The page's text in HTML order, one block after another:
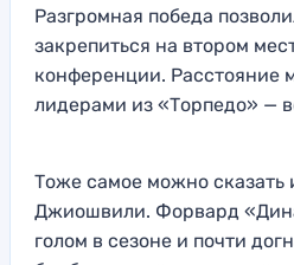
Разгромная победа
закрепиться на втором
конференции. Расстояние
лидерами из «Торпедо» —
Тоже самое можно сказать
Джиошвили. Форвард
голом в сезоне и почти